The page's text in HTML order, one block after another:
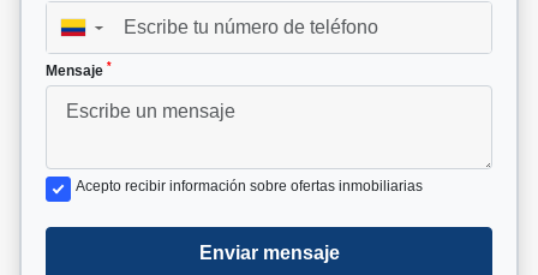
▼
Mensaje *
Acepto recibir información sobre ofertas inmobiliarias
Enviar mensaje